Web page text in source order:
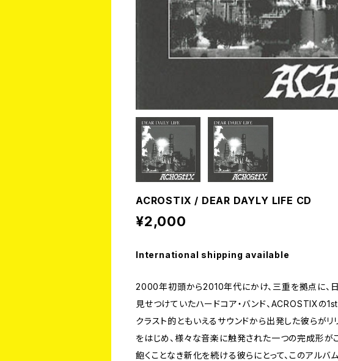
ACROSTIX / DEAR DAYLY LIFE CD
¥2,000
International shipping available
2000年初頭から2010年代にかけ、三重を拠点に、
見せつけていたハードコア・バンド、ACROSTIXの1st
クラスト的ともいえるサウンドから出発した彼らが
をはじめ、様々な音楽に触発された一つの完成形がこ
飽くことなき新化を続ける彼らにとって、このアルバ